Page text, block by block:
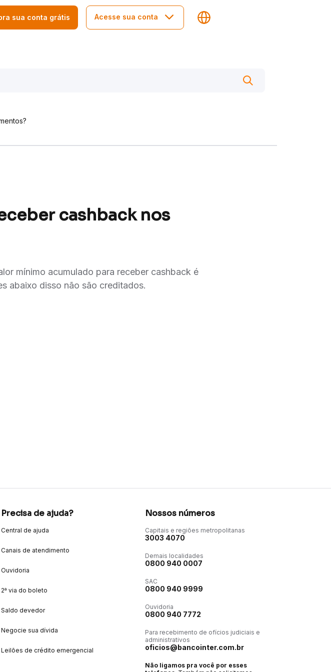
sua conta grátis Acesse sua conta
cashback nos
mínimo acumulado para receber cashback é
abaixo disso não são creditados.
Precisa de ajuda?
Central de ajuda
Canais de atendimento
Ouvidoria
2ª via do boleto
Saldo devedor
Negocie sua dívida
Leilões de crédito emergencial
Nossos números
Capitais e regiões metropolitanas
3003 4070
Demais localidades
0800 940 0007
SAC
0800 940 9999
Ouvidoria
0800 940 7772
Para recebimento de ofícios judiciais e
administrativos
oficios@bancointer.com.br
Não ligamos pra você por esses